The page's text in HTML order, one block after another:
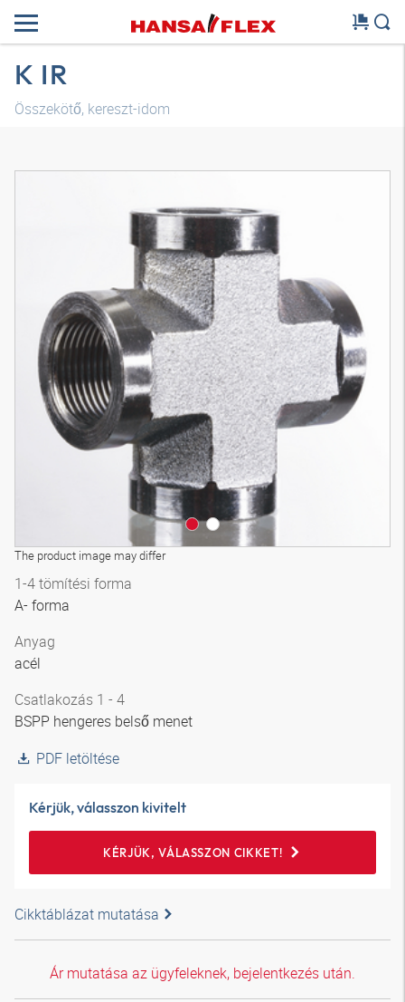
K IR
Összekötő, kereszt-idom
The product image may differ
1-4 tömítési forma
A- forma
Anyag
acél
Csatlakozás 1 - 4
BSPP hengeres belső menet
PDF letöltése
Kérjük, válasszon kivitelt
KÉRJÜK, VÁLASSZON CIKKET!
Cikktáblázat mutatása
Ár mutatása az ügyfeleknek, bejelentkezés után.